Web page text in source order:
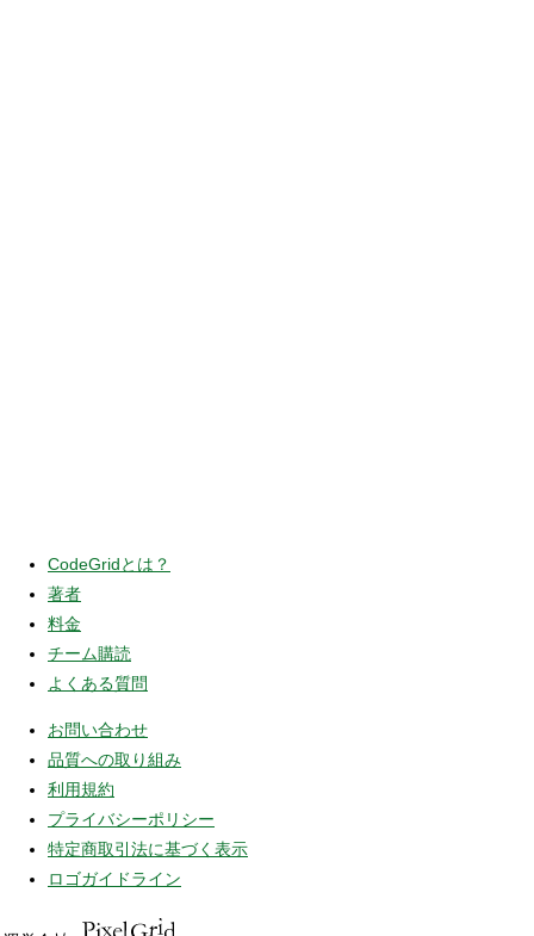
CodeGridとは？
著者
料金
チーム購読
よくある質問
お問い合わせ
品質への取り組み
利用規約
プライバシーポリシー
特定商取引法に基づく表示
ロゴガイドライン